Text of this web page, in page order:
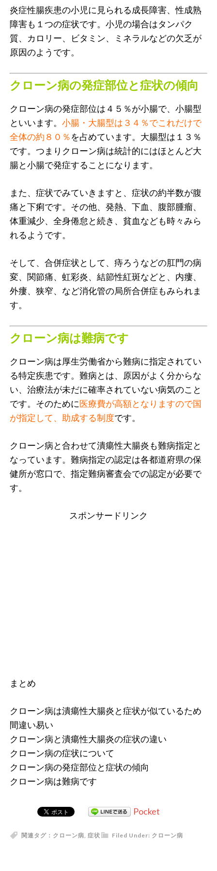
炎症性腸疾患の小児に見られる成長障害、性成熟
障害も１つの症状です。小児の場合はタンパク
質、カロリー、ビタミン、ミネラルなどの欠乏が
原因のようです。
クローン病の発症部位と症状の傾向
クローン病の発症部位は４５％が小腸で、小腸型
といいます。 小腸・大腸型は３４％でこれだけで
全体の約８０％を占めています。大腸型は１３％
です。つまりクローン病は統計的にはほとんど大
腸と小腸で発症することになります。
また、症状でみていきますと、症状の約半数が腹
痛と下痢です。その他、発熱、下血、腹部腫瘤、
体重減少、全身倦怠と続き、貧血なども時々みら
れるようです。
そして、合併症状として、痔ろうなどの肛門の病
変、関節痛、虹彩炎、結節性紅斑などと、内瘻、
外瘻、狭窄、など消化管の局所合併症もみられま
す。
クローン病は難病です
クローン病は厚生労働省から難病に指定されてい
る特定疾患です。難病とは、原因がよく分からな
い、治療法が未だに確率されていない病気のこと
です。そのために医療費が高額となりますので国
が指定して、助成する制度です。
クローン病と合わせて潰瘍性大腸炎も難病指定と
なっています。難病指定の認定は各都道府県の保
健所が窓口で、指定難病審査会での認定が必要で
す。
スポンサードリンク
まとめ
クローン病は潰瘍性大腸炎と症状が似ているため
間違い易い
クローン病と潰瘍性大腸炎の症状の違い
クローン病の症状について
クローン病の発症部位と症状の傾向
クローン病は難病です
Pocket
Filed Under: クローン病
関連タグ： クローン病, 症状